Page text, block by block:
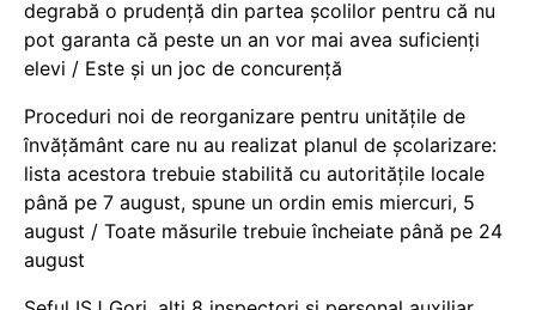
degrabă o prudență din partea școlilor pentru că nu
pot garanta că peste un an vor mai avea suficienți
elevi / Este și un joc de concurență
Proceduri noi de reorganizare pentru unitățile de
învățământ care nu au realizat planul de școlarizare:
lista acestora trebuie stabilită cu autoritățile locale
până pe 7 august, spune un ordin emis miercuri, 5
august / Toate măsurile trebuie încheiate până pe 24
august